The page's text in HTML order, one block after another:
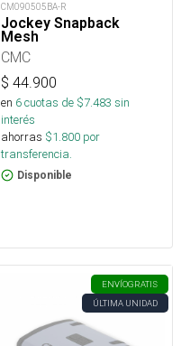
CM090505BA-R
Jockey Snapback
Mesh
CMC
$ 44.900
en 6cuotas de $7.483 sin
interés
ahorras $1.800 por
transferencia.
Disponible
ENVÍOGRATIS
ÚLTIMA UNIDAD